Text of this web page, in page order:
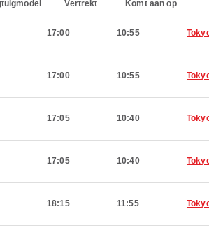
Vertrekt Komt aan op
17:00 10:55
17:00 10:55
17:05 10:40
17:05 10:40
18:15 11:55